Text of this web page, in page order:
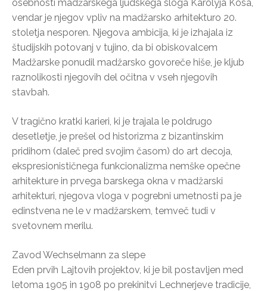
osebnosti madžarskega ljudskega sloga Károlyja Kósa,
vendar je njegov vpliv na madžarsko arhitekturo 20.
stoletja nesporen. Njegova ambicija, ki je izhajala iz
študijskih potovanj v tujino, da bi obiskovalcem
Madžarske ponudil madžarsko govoreče hiše, je kljub
raznolikosti njegovih del očitna v vseh njegovih
stavbah.
V tragično kratki karieri, ki je trajala le poldrugo
desetletje, je prešel od historizma z bizantinskim
pridihom (daleč pred svojim časom) do art decoja,
ekspresionističnega funkcionalizma nemške opečne
arhitekture in prvega barskega okna v madžarski
arhitekturi, njegova vloga v pogrebni umetnosti pa je
edinstvena ne le v madžarskem, temveč tudi v
svetovnem merilu.
Zavod Wechselmann za slepe
Eden prvih Lajtovih projektov, ki je bil postavljen med
letoma 1905 in 1908 po prekinitvi Lechnerjeve tradicije,